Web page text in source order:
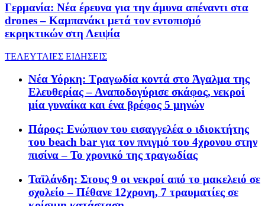
Γερμανία: Νέα έρευνα για την άμυνα απέναντι στα
drones – Καμπανάκι μετά τον εντοπισμό
εκρηκτικών στη Λειψία
ΤΕΛΕΥΤΑΙΕΣ ΕΙΔΗΣΕΙΣ
Νέα Υόρκη: Τραγωδία κοντά στο Άγαλμα της
Ελευθερίας – Αναποδογύρισε σκάφος, νεκροί
μία γυναίκα και ένα βρέφος 5 μηνών
Πάρος: Ενώπιον του εισαγγελέα ο ιδιοκτήτης
του beach bar για τον πνιγμό του 4χρονου στην
πισίνα – Το χρονικό της τραγωδίας
Ταϊλάνδη: Στους 9 οι νεκροί από το μακελειό σε
σχολείο – Πέθανε 12χρονη, 7 τραυματίες σε